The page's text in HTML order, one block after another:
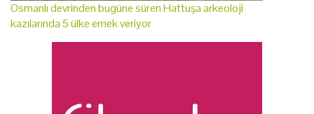
Osmanlı devrinden bugüne süren Hattuşa arkeoloji
kazılarında 5 ülke emek veriyor